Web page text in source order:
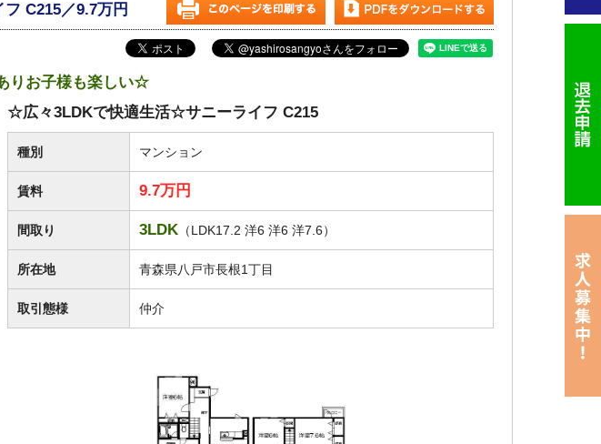
フ C215／9.7万円
りお子様も楽しい☆
☆広々3LDKで快適生活☆サニーライフ C215
種別 マンション
賃料 9.7万円
間取り 3LDK （LDK17.2 洋6 洋6 洋7.6）
所在地 青森県八戸市長根1丁目
取引態様 仲介